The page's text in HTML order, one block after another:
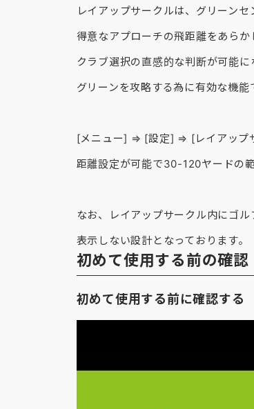
レイアップサークルは、グリーン
得意なアプローチの飛距離をあらか
クラブ選択の直感的な判断が可能に
グリーンを攻略する為に有効な機能
[メニュー] ⇒ [設定] ⇒ [レイアップ
距離設定が可能で30-120ヤードの
なお、レイアップサークル内にゴル
表示しない設計となっております。
初めて使用する前の確認
初めて使用する前に確認する